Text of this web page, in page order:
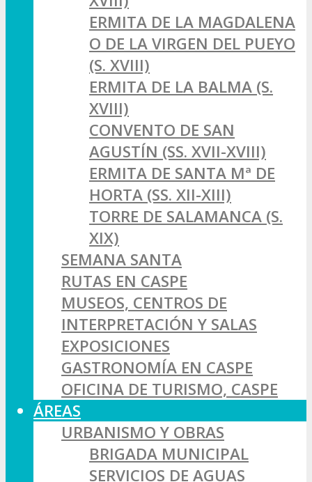
ERMITA DE LA MAGDALENA
O DE LA VIRGEN DEL PUEYO
(S. XVIII)
ERMITA DE LA BALMA (S.
XVIII)
CONVENTO DE SAN
AGUSTÍN (SS. XVII-XVIII)
ERMITA DE SANTA Mª DE
HORTA (SS. XII-XIII)
TORRE DE SALAMANCA (S.
XIX)
SEMANA SANTA
RUTAS EN CASPE
MUSEOS, CENTROS DE
INTERPRETACIÓN Y SALAS
EXPOSICIONES
GASTRONOMÍA EN CASPE
OFICINA DE TURISMO, CASPE
ÁREAS
URBANISMO Y OBRAS
BRIGADA MUNICIPAL
SERVICIOS DE AGUAS